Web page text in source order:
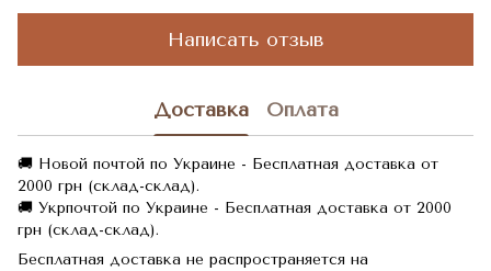
Написать отзыв
Доставка Оплата
🚚 Новой почтой по Украине - Бесплатная доставка от
2000 грн (склад-склад).
🚚 Укрпочтой по Украине - Бесплатная доставка от 2000
грн (склад-склад).
Бесплатная доставка не распространяется на